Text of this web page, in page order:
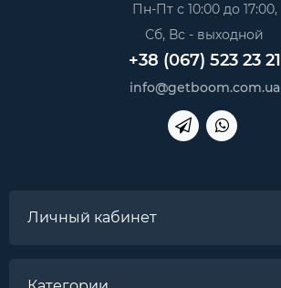
Пн-Пт с 10:00 до 17:00,
Сб, Вс - выходной
+38 (067) 523 23 21
info@getboom.com.ua
Личный кабинет